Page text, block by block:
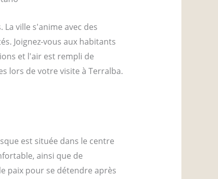
ville s'anime avec des
Joignez-vous aux habitants
et l'air est rempli de
lors de votre visite à Terralba.
est située dans le centre
ainsi que de
paix pour se détendre après